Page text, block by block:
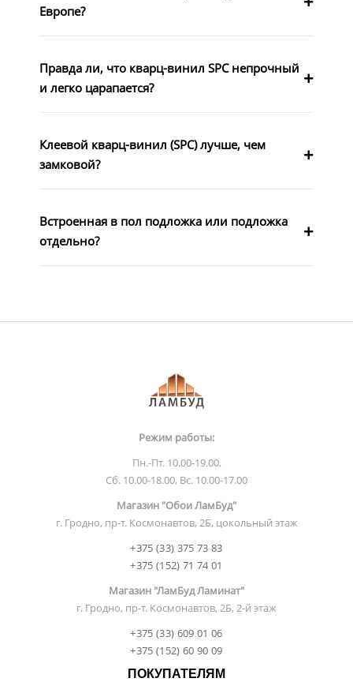
Европе?
Правда ли, что кварц-винил SPC непрочный
и легко царапается?
Клеевой кварц-винил (SPC) лучше, чем
замковой?
Встроенная в пол подложка или подложка
отдельно?
Режим работы:
Пн.-Пт. 10.00-19.00,
Сб. 10.00-18.00, Вс. 10.00-17.00
Магазин "Обои ЛамБуд"
г. Гродно, пр-т. Космонавтов, 2Б, цокольный этаж
+375 (33) 375 73 83
+375 (152) 71 74 01
Магазин "ЛамБуд Ламинат"
г. Гродно, пр-т. Космонавтов, 2Б, 2-й этаж
+375 (33) 609 01 06
+375 (152) 60 90 09
ПОКУПАТЕЛЯМ